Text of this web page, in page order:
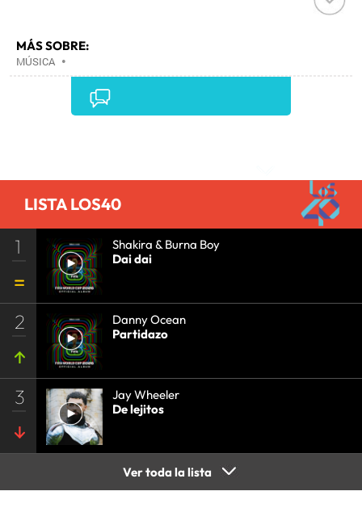
MÁS SOBRE:
MÚSICA •
LISTA LOS40
1
Shakira & Burna Boy
Dai dai
2
Danny Ocean
Partidazo
3
Jay Wheeler
De lejitos
Ver toda la lista